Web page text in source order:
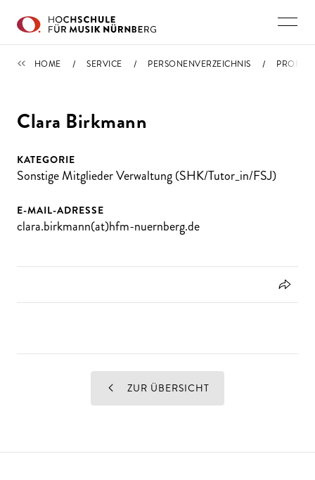
PERSONENVERZEICHNIS
HOME SERVICE PERSONENVERZEICHNIS PROFIL
Clara Birkmann
KATEGORIE
Sonstige Mitglieder Verwaltung (SHK/Tutor_in/FSJ)
E-MAIL-ADRESSE
clara.birkmann(at)hfm-nuernberg.de
ZUR ÜBERSICHT